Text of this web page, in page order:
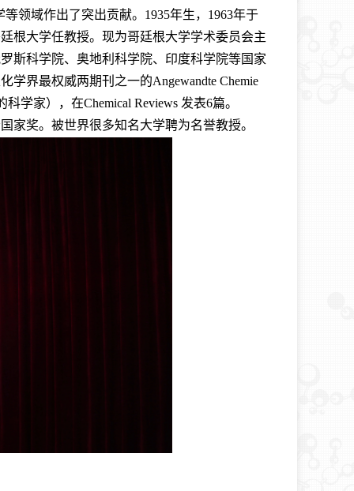
领域作出了突出贡献。1935年生，1963年于
根大学任教授。现为哥廷根大学学术委员会主
斯科学院、奥地利科学院、印度科学院等国家
学界最权威两期刊之一的Angewandte Chemie
学家），在Chemical Reviews 发表6篇。
家奖。被世界很多知名大学聘为名誉教授。